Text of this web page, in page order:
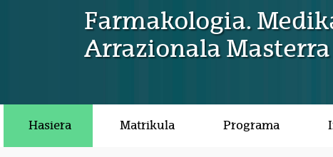
Farmakologia.
Arrazionala Masterra
Hasiera Matrikula Programa